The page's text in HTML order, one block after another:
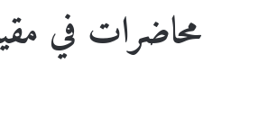
محاضرات في